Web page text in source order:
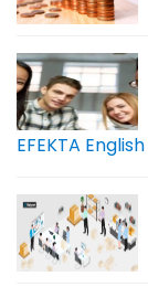
EFEKTA